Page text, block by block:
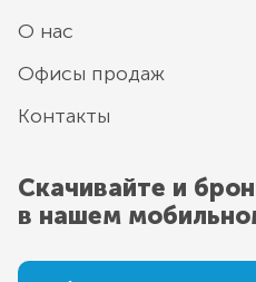
О нас
Офисы продаж
Контакты
Скачивайте и
в нашем